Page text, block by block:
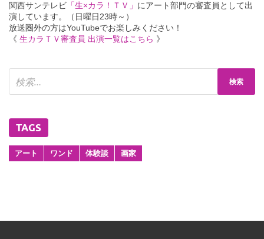
関西サンテレビ 「生×カラ！ＴＶ」 にアート部門の審査員として出
演しています。（日曜日23時～）
放送圏外の方はYouTubeでお楽しみください！
《 生カラＴＶ審査員 出演一覧はこちら 》
TAGS
アート ワンド 体験談 画家